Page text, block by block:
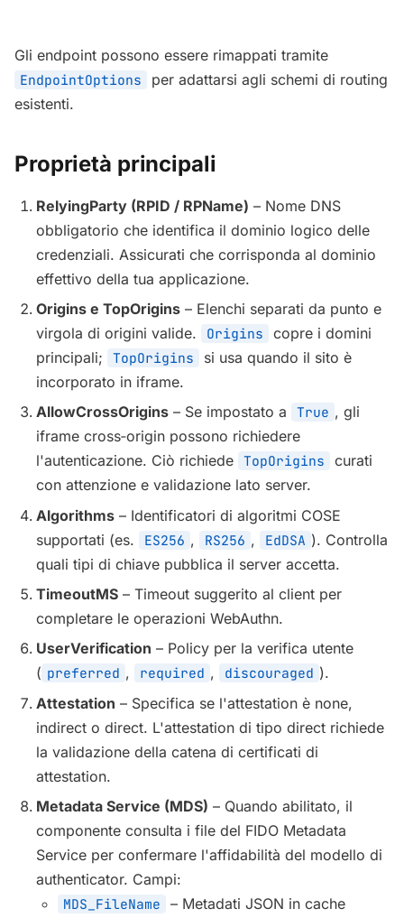
Gli endpoint possono essere rimappati tramite
EndpointOptions
per adattarsi agli schemi di routing
esistenti.
Proprietà principali
RelyingParty (RPID / RPName) – Nome DNS
obbligatorio che identifica il dominio logico delle
credenziali. Assicurati che corrisponda al dominio
effettivo della tua applicazione.
Origins e TopOrigins – Elenchi separati da punto e
virgola di origini valide.
Origins
copre i domini
principali;
TopOrigins
si usa quando il sito è
incorporato in iframe.
AllowCrossOrigins – Se impostato a True , gli
iframe cross‑origin possono richiedere
l'autenticazione. Ciò richiede TopOrigins
curati
con attenzione e validazione lato server.
Algorithms – Identificatori di algoritmi COSE
supportati (es.
ES256 , RS256 , EdDSA ). Controlla
quali tipi di chiave pubblica il server accetta.
TimeoutMS – Timeout suggerito al client per
completare le operazioni WebAuthn.
UserVerification – Policy per la verifica utente
( preferred , required , discouraged ).
Attestation – Specifica se l'attestation è none,
indirect o direct. L'attestation di tipo direct richiede
la validazione della catena di certificati di
attestation.
Metadata Service (MDS) – Quando abilitato, il
componente consulta i file del FIDO Metadata
Service per confermare l'affidabilità del modello di
authenticator. Campi:
MDS_FileName – Metadati JSON in cache